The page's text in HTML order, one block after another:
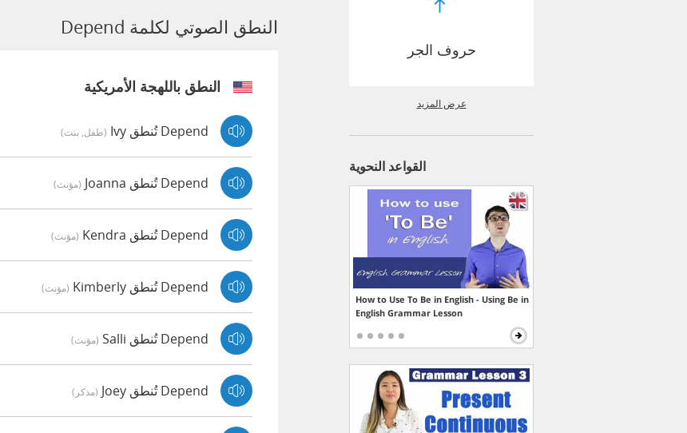
النطق الصوتي لكلمة Depend
النطق باللهجة الأمريكية
Depend تُنطق Ivy (طفل, بنت)
Depend تُنطق Joanna (مؤنث)
Depend تُنطق Kendra (مؤنث)
Depend تُنطق Kimberly (مؤنث)
Depend تُنطق Salli (مؤنث)
Depend تُنطق Joey (مذكر)
حروف الجر
عرض المزيد
القواعد النحوية
How to Use To Be in English - Using Be in
English Grammar Lesson